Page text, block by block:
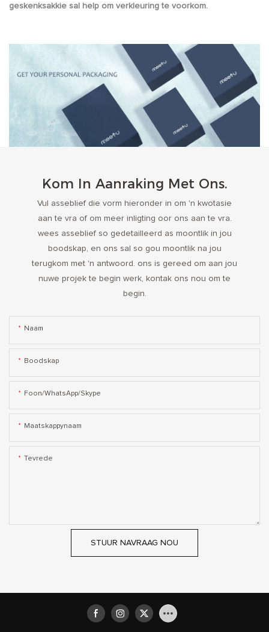
geskenksakkie sal help om verkleuring te voorkom.
Kom In Aanraking Met Ons.
Vul asseblief die vorm hieronder in om 'n kwotasie
aan te vra of om meer inligting oor ons aan te vra.
wees asseblief so gedetailleerd as moontlik in jou
boodskap, en ons sal so gou moontlik na jou
terugkom met 'n antwoord. ons is gereed om aan jou
nuwe projek te begin werk, kontak ons ​​nou om te
begin.
Naam
Boodskap
Foon/WhatsApp/Skype
Maatskappynaam
Tevrede
STUUR NAVRAAG NOU